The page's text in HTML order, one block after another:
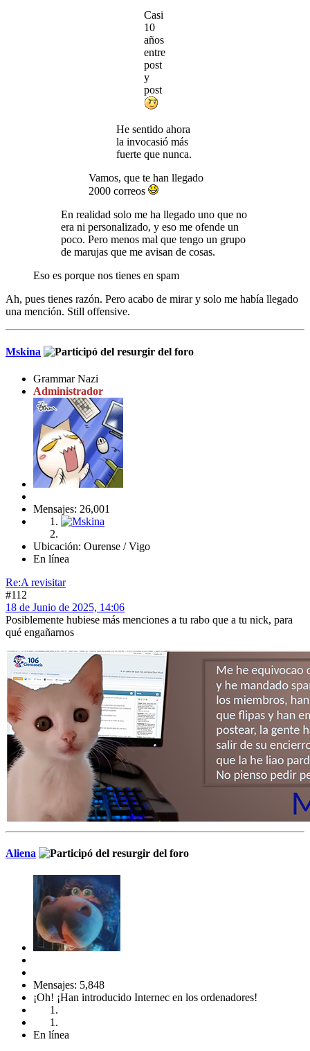
Casi
10
años
entre
post
y
post
He sentido ahora
la invocasió más
fuerte que nunca.
Vamos, que te han llegado
2000 correos
En realidad solo me ha llegado uno que no
era ni personalizado, y eso me ofende un
poco. Pero menos mal que tengo un grupo
de marujas que me avisan de cosas.
Eso es porque nos tienes en spam
Ah, pues tienes razón. Pero acabo de mirar y solo me había llegado
una mención. Still offensive.
Mskina
Grammar Nazi
Administrador
Mensajes: 26,001
Ubicación: Ourense / Vigo
En línea
Re:A revisitar
#112
18 de Junio de 2025, 14:06
Posiblemente hubiese más menciones a tu rabo que a tu nick, para
qué engañarnos
Aliena
Mensajes: 5,848
¡Oh! ¡Han introducido Internec en los ordenadores!
En línea